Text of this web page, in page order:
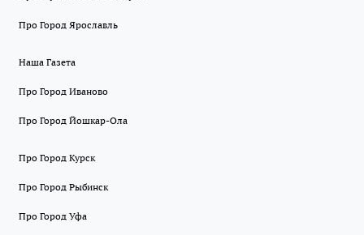
Про Город Ярославль
Наша Газета
Про Город Иваново
Про Город Йошкар-Ола
Про Город Курск
Про Город Рыбинск
Про Город Уфа